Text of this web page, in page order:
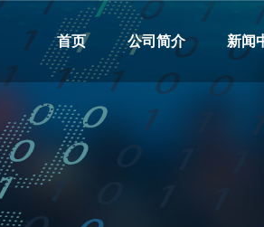
首页 公司简介 新闻